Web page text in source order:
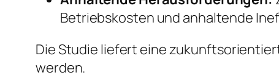
Betriebskosten und anhaltende
Die Studie liefert eine
werden.